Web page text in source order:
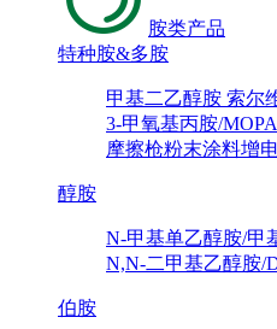
胺类产品
特种胺&多胺
甲基二乙醇胺 索尔
3-甲氧基丙胺/MOPA
摩擦枪粉末涂料增
醇胺
N-甲基单乙醇胺/甲
N,N-二甲基乙醇胺/
伯胺